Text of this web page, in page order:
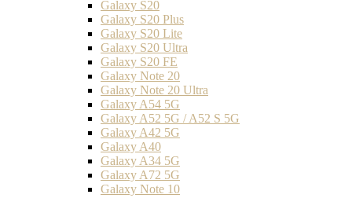
Galaxy S20
Galaxy S20 Plus
Galaxy S20 Lite
Galaxy S20 Ultra
Galaxy S20 FE
Galaxy Note 20
Galaxy Note 20 Ultra
Galaxy A54 5G
Galaxy A52 5G / A52 S 5G
Galaxy A42 5G
Galaxy A40
Galaxy A34 5G
Galaxy A72 5G
Galaxy Note 10